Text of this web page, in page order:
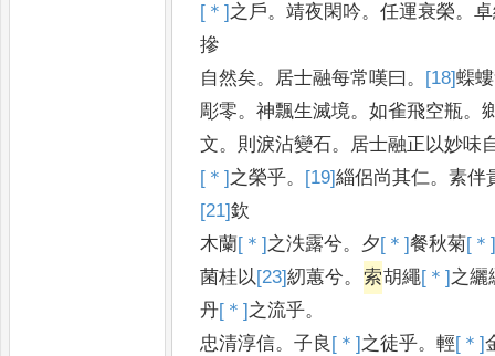
[＊] 之 戶。靖夜閑吟。任運衰榮。
摻
自然矣。 居士融每常嘆曰 。 [18]蟝
彫零。神飄生滅境。如雀飛空瓶。
文。 則淚沾變石。
居士融正以妙味
[＊] 之榮乎。 [19]緇侶尚其仁。素伴
[21]欽
木蘭[＊] 之泆露兮。 夕[＊]餐秋菊[＊
菌桂以[23]紉蕙兮。 索胡繩[＊] 之纚
丹[＊] 之流乎。
忠清淳信。子良 [＊] 之徒乎。輕[＊]